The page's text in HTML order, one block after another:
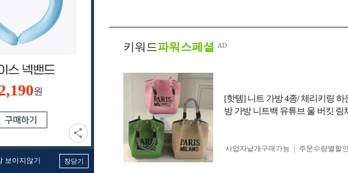
원
보이지않기 창닫기
키워드파워스페셜
[핫템] 니트 가방 4종/ 체리키링
방 가방 니트백 유튜브 울 버킷 링
사업자 낱개구매가능 주문수량별할인